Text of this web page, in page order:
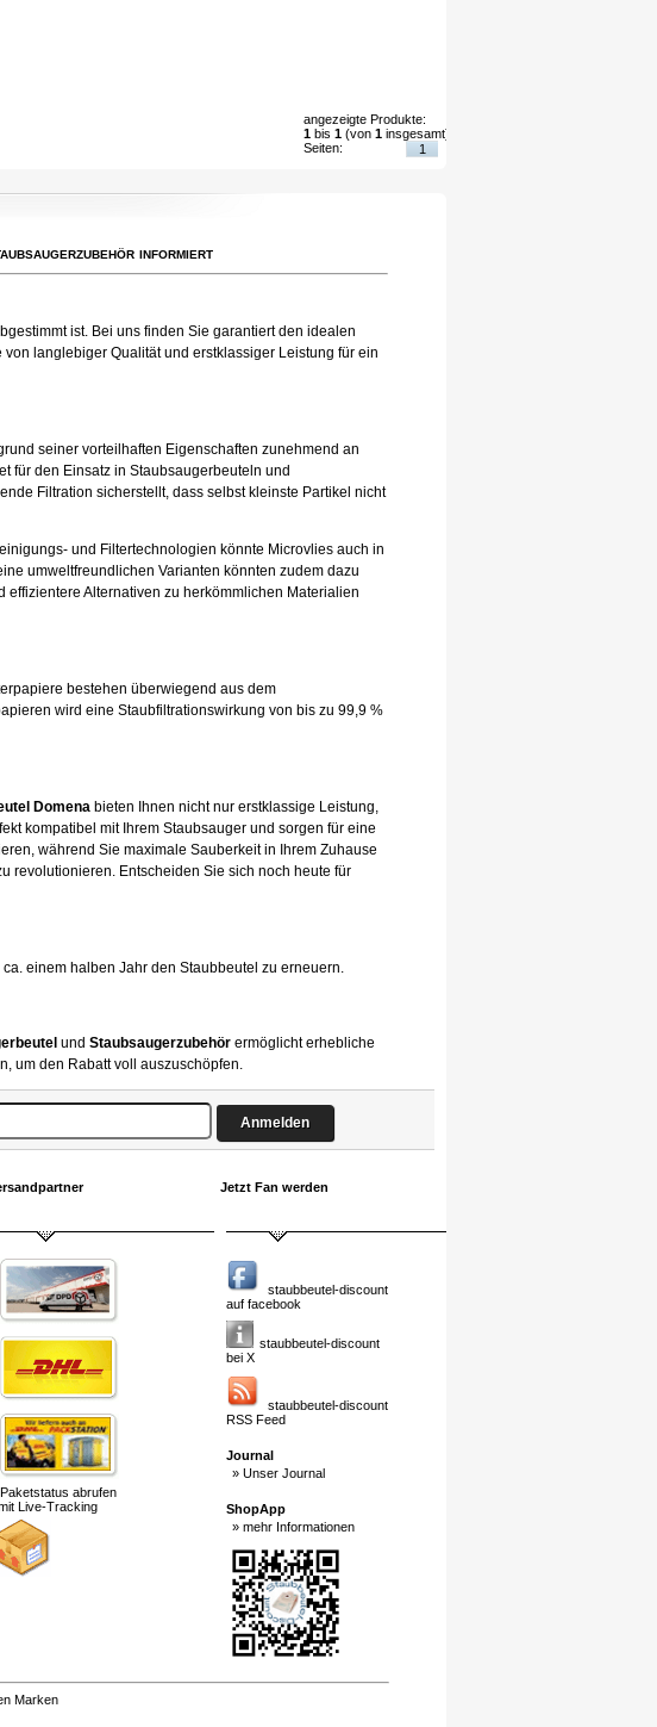
angezeigte Produkte:
1 bis 1 (von 1 insgesamt)
Seiten:
1
informiert
ist. Bei uns finden Sie garantiert den idealen
langlebiger Qualität und erstklassiger Leistung für ein
seiner vorteilhaften Eigenschaften zunehmend an
für den Einsatz in Staubsaugerbeuteln und
Filtration sicherstellt, dass selbst kleinste Partikel nicht
und Filtertechnologien könnte Microvlies auch in
umweltfreundlichen Varianten könnten zudem dazu
Alternativen zu herkömmlichen Materialien
bestehen überwiegend aus dem
wird eine Staubfiltrationswirkung von bis zu 99,9 %
Domena bieten Ihnen nicht nur erstklassige Leistung,
kompatibel mit Ihrem Staubsauger und sorgen für eine
während Sie maximale Sauberkeit in Ihrem Zuhause
revolutionieren. Entscheiden Sie sich noch heute für
einem halben Jahr den Staubbeutel zu erneuern.
und Staubsaugerzubehör ermöglicht erhebliche
um den Rabatt voll auszuschöpfen.
Paketstatus abrufen
Live-Tracking
Jetzt Fan werden
staubbeutel-discount
auf facebook
staubbeutel-discount
bei X
staubbeutel-discount
RSS Feed
Journal
» Unser Journal
ShopApp
» mehr Informationen
Marken